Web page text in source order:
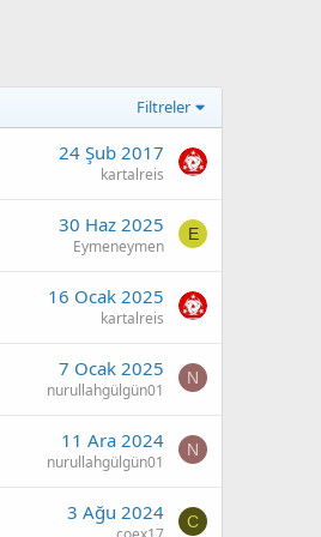
Filtreler
24 Şub 2017
kartalreis
30 Haz 2025
Eymeneymen
E
16 Ocak 2025
kartalreis
7 Ocak 2025
nurullahgülgün01
N
11 Ara 2024
nurullahgülgün01
N
3 Ağu 2024 C